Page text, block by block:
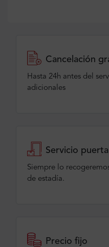
Cancelación
Hasta 24h antes del
adicionales
Servicio
Siempre lo
de estadía.
Precio fijo